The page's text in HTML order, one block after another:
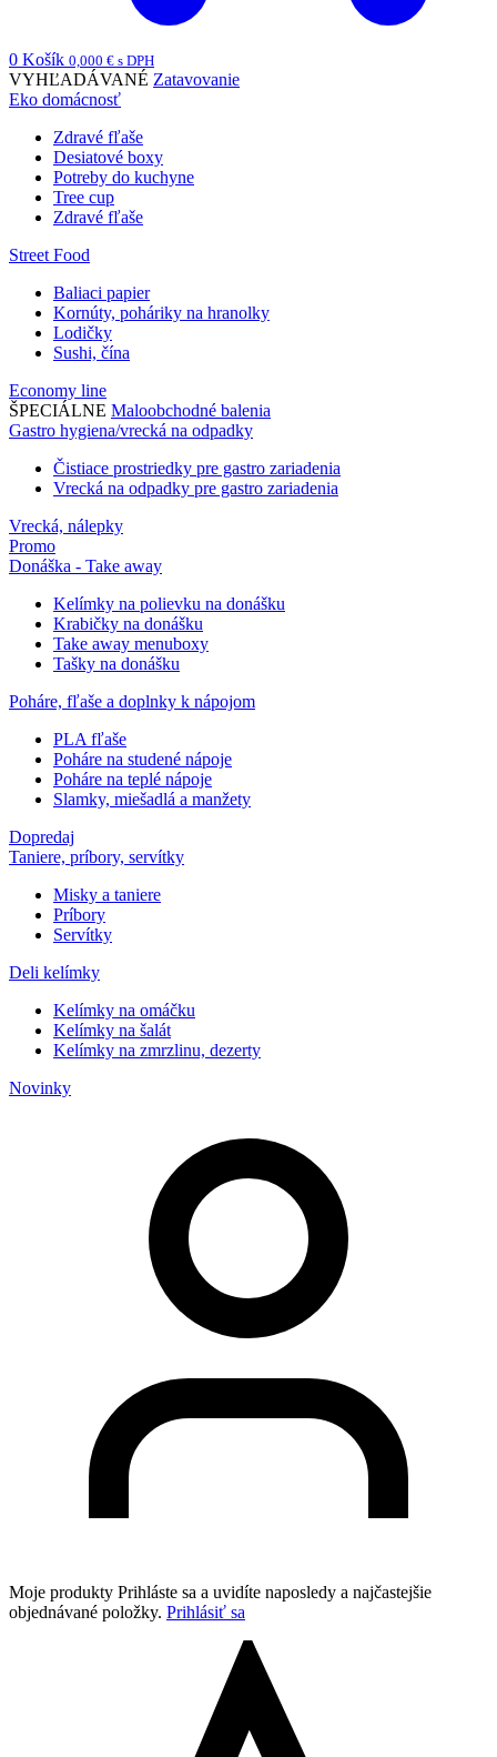
0 Košík 0,000 € s DPH
VYHĽADÁVANÉ Zatavovanie
Eko domácnosť
Zdravé fľaše
Desiatové boxy
Potreby do kuchyne
Tree cup
Zdravé fľaše
Street Food
Baliaci papier
Kornúty, poháriky na hranolky
Lodičky
Sushi, čína
Economy line
ŠPECIÁLNE Maloobchodné balenia
Gastro hygiena/vrecká na odpadky
Čistiace prostriedky pre gastro zariadenia
Vrecká na odpadky pre gastro zariadenia
Vrecká, nálepky
Promo
Donáška - Take away
Kelímky na polievku na donášku
Krabičky na donášku
Take away menuboxy
Tašky na donášku
Poháre, fľaše a doplnky k nápojom
PLA fľaše
Poháre na studené nápoje
Poháre na teplé nápoje
Slamky, miešadlá a manžety
Dopredaj
Taniere, príbory, servítky
Misky a taniere
Príbory
Servítky
Deli kelímky
Kelímky na omáčku
Kelímky na šalát
Kelímky na zmrzlinu, dezerty
Novinky
Moje produkty Prihláste sa a uvidíte naposledy a najčastejšie
objednávané položky. Prihlásiť sa